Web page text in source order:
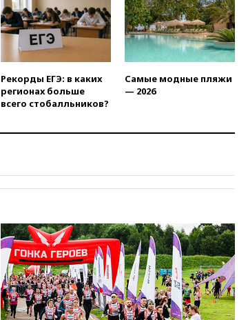
вчера, 21:35«Аэрофлот»
отменяет часть рейсов в Сочи
и Геленджик
вчера, 21:25Руслан Терновой
выиграл золото чемпионата
Европы в прыжках с 10-
метровой вышки
обращений о прекращении
вчера, 21:00В России вновь
обсуждают эксперимент по
вчера, 20:45Матвиенко:
россиянам могут
рекомендовать не посещать
Армению
вчера, 20:35 ПВО за день
сбила еще 281 украинский
беспилотник над Россией
Рекорды ЕГЭ: в каких
регионах больше
всего стобалльников?
Самые модные пляжи
— 2026